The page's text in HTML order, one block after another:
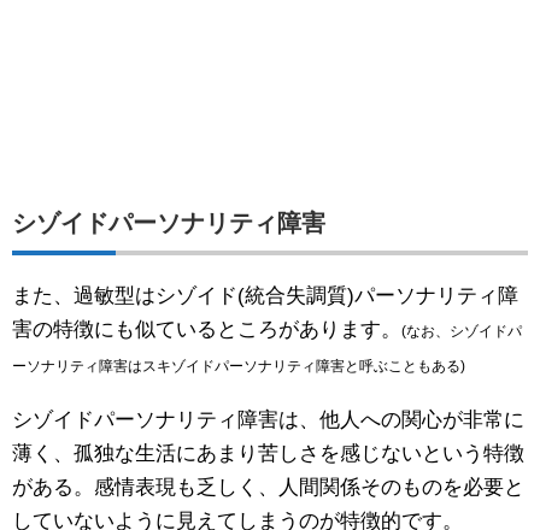
シゾイドパーソナリティ障害
また、過敏型はシゾイド(統合失調質)パーソナリティ障
害の特徴にも似ているところがあります。
(なお、シゾイドパ
ーソナリティ障害はスキゾイドパーソナリティ障害と呼ぶこともある)
シゾイドパーソナリティ障害は、他人への関心が非常に
薄く、孤独な生活にあまり苦しさを感じないという特徴
がある。感情表現も乏しく、人間関係そのものを必要と
していないように見えてしまうのが特徴的です。